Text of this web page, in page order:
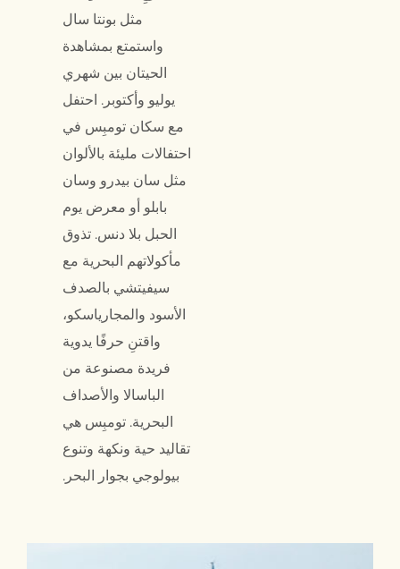
مثل بونتا سال
واستمتع بمشاهدة
الحيتان بين شهري
يوليو وأكتوبر. احتفل
مع سكان تومبِس في
احتفالات مليئة بالألوان
مثل سان بيدرو وسان
بابلو أو معرض يوم
الحبل بلا دنس. تذوق
مأكولاتهم البحرية مع
سيفيتشي بالصدف
الأسود والمجارياسكو،
واقتنِ حرفًا يدوية
فريدة مصنوعة من
الباسالا والأصداف
البحرية. تومبِس هي
تقاليد حية ونكهة وتنوع
بيولوجي بجوار البحر.